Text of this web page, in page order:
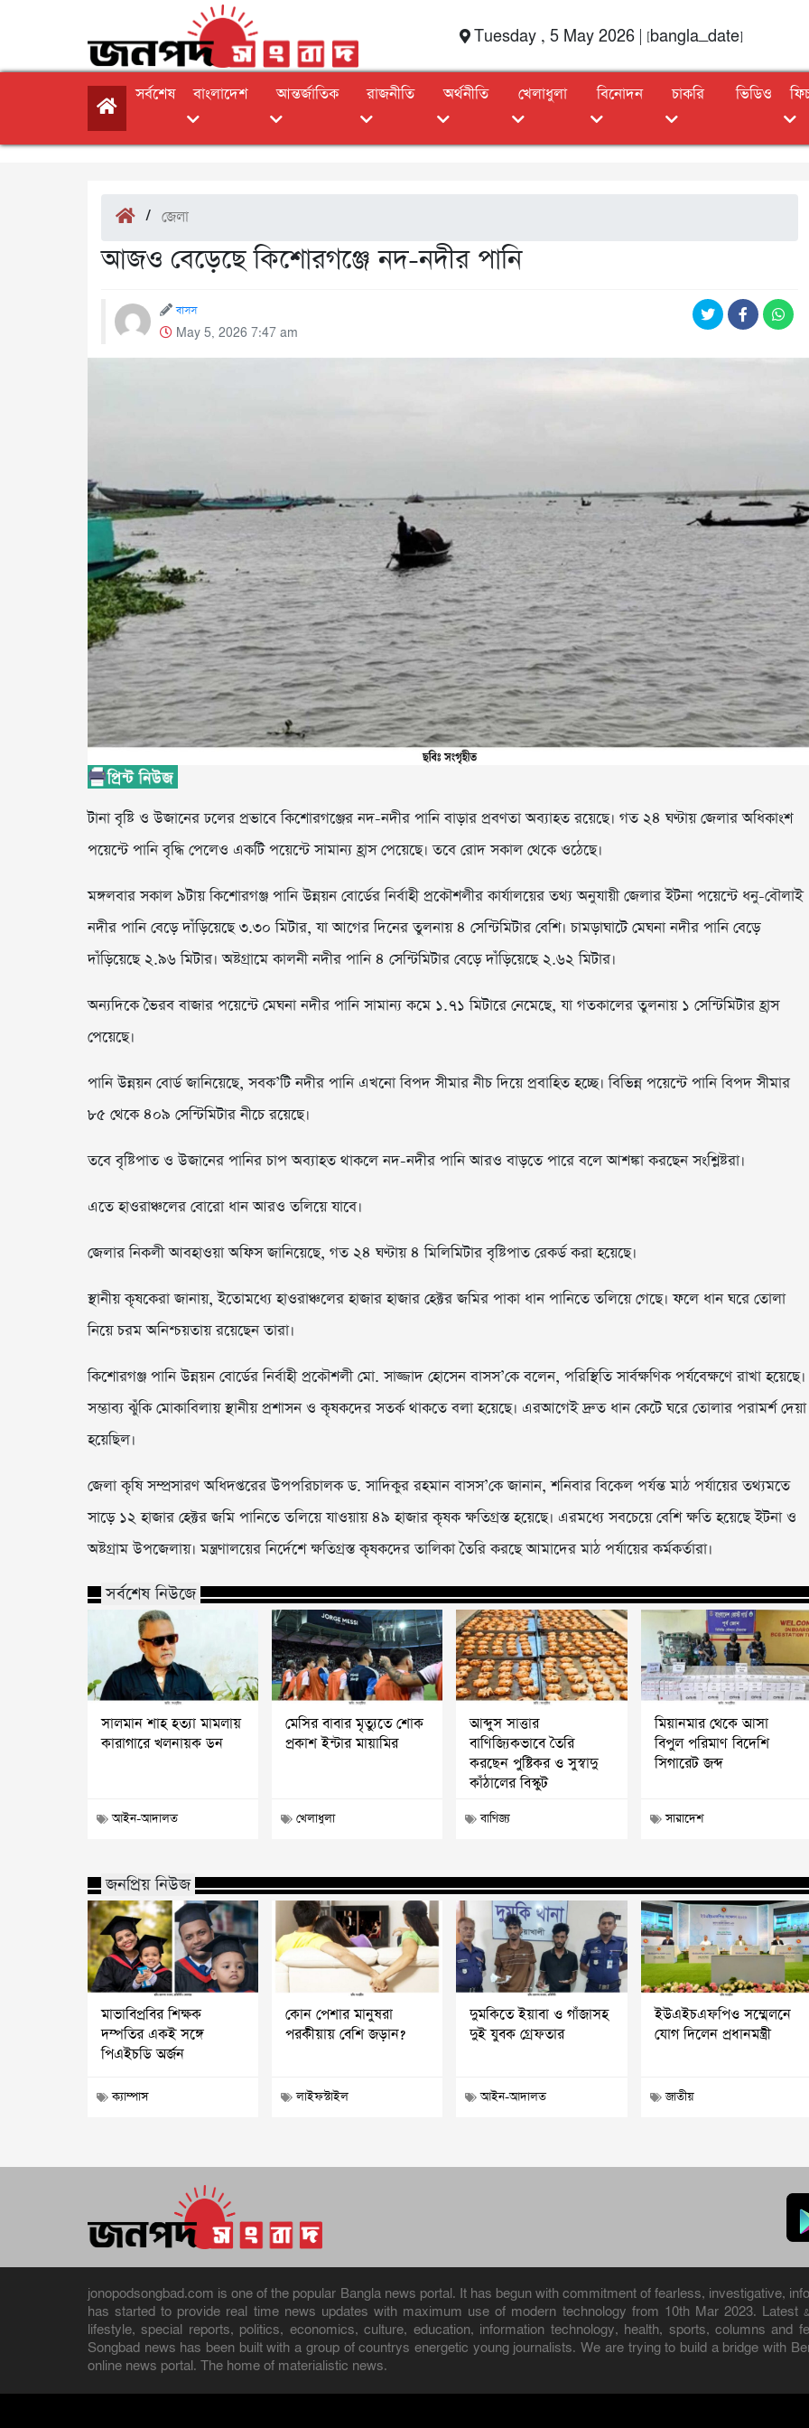
Tuesday , 5 May 2026 | [bangla_date]
সর্বশেষ বাংলাদেশ আন্তর্জাতিক রাজনীতি অর্থনীতি খেলাধুলা বিনোদন চাকরি ভিডিও
/ জেলা
আজও বেড়েছে কিশোরগঞ্জে নদ-নদীর পানি
বাসস
May 5, 2026 7:47 am
টানা বৃষ্টি ও উজানের ঢলের প্রভাবে কিশোরগঞ্জের নদ-নদীর পানি বাড়ার প্রবণতা অব্যাহত রয়েছে। গত ২৪ ঘণ্টায় জেলার অধিকাংশ
পয়েন্টে পানি বৃদ্ধি পেলেও একটি পয়েন্টে সামান্য হ্রাস পেয়েছে। তবে রোদ সকাল থেকে ওঠেছে।
মঙ্গলবার সকাল ৯টায় কিশোরগঞ্জ পানি উন্নয়ন বোর্ডের নির্বাহী প্রকৌশলীর কার্যালয়ের তথ্য অনুযায়ী জেলার ইটনা পয়েন্টে ধনু-বৌলাই
নদীর পানি বেড়ে দাঁড়িয়েছে ৩.৩০ মিটার, যা আগের দিনের তুলনায় ৪ সেন্টিমিটার বেশি। চামড়াঘাটে মেঘনা নদীর পানি বেড়ে
দাঁড়িয়েছে ২.৯৬ মিটার। অষ্টগ্রামে কালনী নদীর পানি ৪ সেন্টিমিটার বেড়ে দাঁড়িয়েছে ২.৬২ মিটার।
অন্যদিকে ভৈরব বাজার পয়েন্টে মেঘনা নদীর পানি সামান্য কমে ১.৭১ মিটারে নেমেছে, যা গতকালের তুলনায় ১ সেন্টিমিটার হ্রাস
পেয়েছে।
পানি উন্নয়ন বোর্ড জানিয়েছে, সবক’টি নদীর পানি এখনো বিপদ সীমার নীচ দিয়ে প্রবাহিত হচ্ছে। বিভিন্ন পয়েন্টে পানি বিপদ সীমার
৮৫ থেকে ৪০৯ সেন্টিমিটার নীচে রয়েছে।
তবে বৃষ্টিপাত ও উজানের পানির চাপ অব্যাহত থাকলে নদ-নদীর পানি আরও বাড়তে পারে বলে আশঙ্কা করছেন সংশ্লিষ্টরা।
এতে হাওরাঞ্চলের বোরো ধান আরও তলিয়ে যাবে।
জেলার নিকলী আবহাওয়া অফিস জানিয়েছে, গত ২৪ ঘণ্টায় ৪ মিলিমিটার বৃষ্টিপাত রেকর্ড করা হয়েছে।
স্থানীয় কৃষকেরা জানায়, ইতোমধ্যে হাওরাঞ্চলের হাজার হাজার হেক্টর জমির পাকা ধান পানিতে তলিয়ে গেছে। ফলে ধান ঘরে তোলা
নিয়ে চরম অনিশ্চয়তায় রয়েছেন তারা।
কিশোরগঞ্জ পানি উন্নয়ন বোর্ডের নির্বাহী প্রকৌশলী মো. সাজ্জাদ হোসেন বাসস’কে বলেন, পরিস্থিতি সার্বক্ষণিক পর্যবেক্ষণে রাখা হয়েছে।
সম্ভাব্য ঝুঁকি মোকাবিলায় স্থানীয় প্রশাসন ও কৃষকদের সতর্ক থাকতে বলা হয়েছে। এরআগেই দ্রুত ধান কেটে ঘরে তোলার পরামর্শ দেয়া
হয়েছিল।
জেলা কৃষি সম্প্রসারণ অধিদপ্তরের উপপরিচালক ড. সাদিকুর রহমান বাসস’কে জানান, শনিবার বিকেল পর্যন্ত মাঠ পর্যায়ের তথ্যমতে
সাড়ে ১২ হাজার হেক্টর জমি পানিতে তলিয়ে যাওয়ায় ৪৯ হাজার কৃষক ক্ষতিগ্রস্ত হয়েছে। এরমধ্যে সবচেয়ে বেশি ক্ষতি হয়েছে ইটনা ও
অষ্টগ্রাম উপজেলায়। মন্ত্রণালয়ের নির্দেশে ক্ষতিগ্রস্ত কৃষকদের তালিকা তৈরি করছে আমাদের মাঠ পর্যায়ের কর্মকর্তারা।
সর্বশেষ নিউজে
সালমান শাহ হত্যা মামলায়
কারাগারে খলনায়ক ডন
আইন-আদালত
মেসির বাবার মৃত্যুতে শোক
প্রকাশ ইন্টার মায়ামির
খেলাধুলা
আব্দুস সাত্তার
বাণিজ্যিকভাবে তৈরি
করছেন পুষ্টিকর ও সুস্বাদু
কাঁঠালের বিস্কুট
বাণিজ্য
মিয়ানমার থেকে আসা
বিপুল পরিমাণ বিদেশি
সিগারেট জব্দ
সারাদেশ
জনপ্রিয় নিউজ
মাভাবিপ্রবির শিক্ষক
দম্পতির একই সঙ্গে
পিএইচডি অর্জন
ক্যাম্পাস
কোন পেশার মানুষরা
পরকীয়ায় বেশি জড়ান?
লাইফস্টাইল
দুমকিতে ইয়াবা ও গাঁজাসহ
দুই যুবক গ্রেফতার
আইন-আদালত
ইউএইচএফপিও সম্মেলনে
যোগ দিলেন প্রধানমন্ত্রী
জাতীয়
jonopodsongbad.com is one of the popular Bangla news portal. It has begun with commitment of fearless, investigative,
has started to provide real time news updates with maximum use of modern technology from 10th Mar 2023. Latest
lifestyle, special reports, politics, economics, culture, education, information technology, health, sports, columns and
Songbad news has been built with a group of countrys energetic young journalists. We are trying to build a bridge with
online news portal. The home of materialistic news.